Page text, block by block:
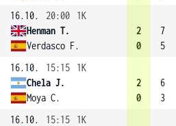
16.10.
20:00
1K
Henman T.
Verdasco F.
2
0
7
5
16.10.
15:15
1K
Chela J.
Moya C.
2
0
6
3
16.10.
15:15
1K